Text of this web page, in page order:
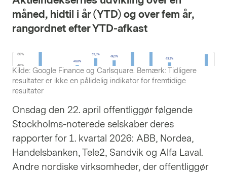
måned, hidtil i år (YTD) og over fem år,
rangordnet efter YTD-afkast
Kilde: Google Finance og Carlsquare. Bemærk: Tidligere
resultater er ikke en pålidelig indikator for fremtidige
resultater
Onsdag den 22. april offentliggør følgende
Stockholms-noterede selskaber deres
rapporter for 1. kvartal 2026: ABB, Nordea,
Handelsbanken, Tele2, Sandvik og Alfa Laval.
Andre nordiske virksomheder, der offentliggør